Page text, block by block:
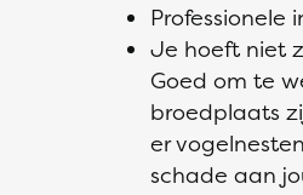
Professionele
Je hoeft niet
Goed om te
broedplaats
er
schade aan